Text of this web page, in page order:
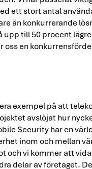
ett stort antal
än konkurrerande
till 50 procent
oss en
exempel på att
avslöjat hur
Security har en
inom och mellan
och vi kommer att
delar av företaget.